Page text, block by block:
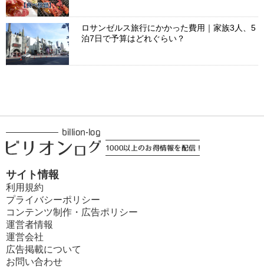
ロサンゼルス旅行にかかった費用｜家族3人、5
泊7日で予算はどれぐらい？
サイト情報
利用規約
プライバシーポリシー
コンテンツ制作・広告ポリシー
運営者情報
運営会社
広告掲載について
お問い合わせ